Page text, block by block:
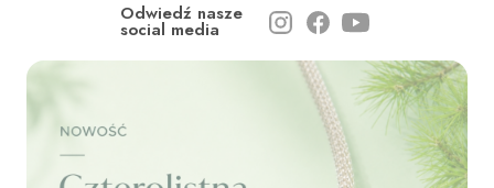
Odwiedź nasze
social media